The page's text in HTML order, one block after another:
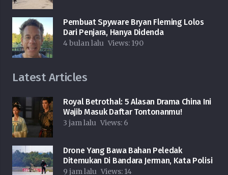
Pembuat Spyware Bryan Fleming Lolos
Dari Penjara, Hanya Didenda
4 bulan lalu Views: 190
Latest Articles
Royal Betrothal: 5 Alasan Drama China Ini
Wajib Masuk Daftar Tontonanmu!
3 jam lalu Views: 6
Drone Yang Bawa Bahan Peledak
Ditemukan Di Bandara Jerman, Kata Polisi
9 jam lalu Views: 14